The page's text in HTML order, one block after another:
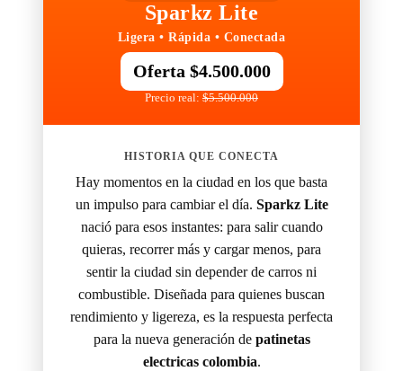
Sparkz Lite
Ligera • Rápida • Conectada
Oferta $4.500.000
Precio real: $5.500.000
HISTORIA QUE CONECTA
Hay momentos en la ciudad en los que basta
un impulso para cambiar el día. Sparkz Lite
nació para esos instantes: para salir cuando
quieras, recorrer más y cargar menos, para
sentir la ciudad sin depender de carros ni
combustible. Diseñada para quienes buscan
rendimiento y ligereza, es la respuesta perfecta
para la nueva generación de patinetas
electricas colombia.